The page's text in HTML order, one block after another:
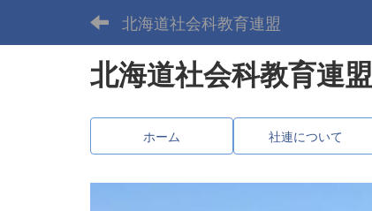
北海道社会科教育連盟
北海道社会科教育連盟
ホーム 社連について